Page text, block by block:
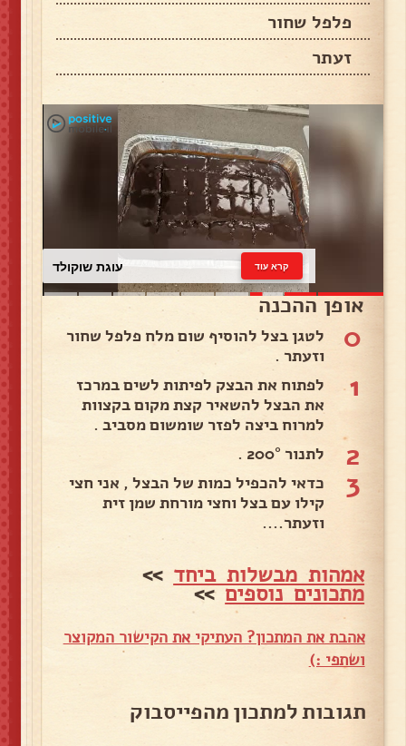
פלפל שחור
זעתר
עוגת שוקולד קרא עוד
אופן ההכנה
0
לטגן בצל להוסיף שום מלח פלפל שחור
וזעתר .
1
לפתוח את הבצק לפיתות לשים במרכז
את הבצל להשאיר קצת מקום בקצוות
למרוח ביצה לפזר שומשום מסביב .
2 לתנור 200° .
3
כדאי להכפיל כמות של הבצל , אני חצי
קילו עם בצל וחצי מורחת שמן זית
וזעתר....
אמהות מבשלות ביחד >>
מתכונים נוספים>>
אהבת את המתכון? העתיקי את הקישור המקוצר
ושתפי :)
תגובות למתכון מהפייסבוק